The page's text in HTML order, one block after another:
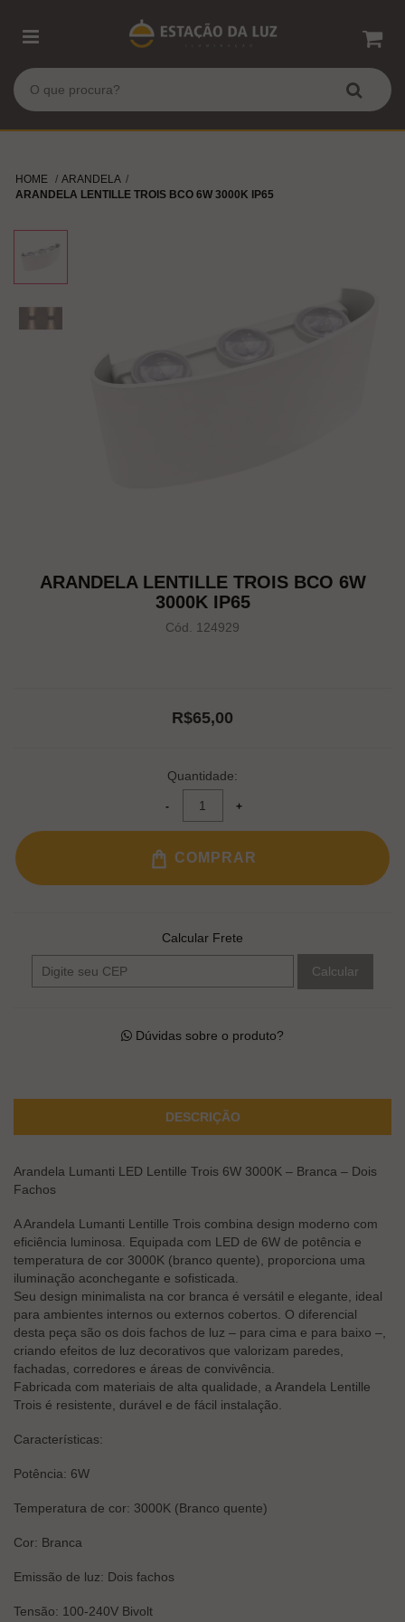
HOME
ARANDELA
ARANDELA LENTILLE TROIS BCO 6W 3000K IP65
ARANDELA LENTILLE TROIS BCO 6W
3000K IP65
Cód. 124929
R$65,00
Quantidade:
COMPRAR
Calcular Frete
Calcular
Dúvidas sobre o produto?
DESCRIÇÃO
Arandela Lumanti LED Lentille Trois 6W 3000K – Branca – Dois
Fachos
A Arandela Lumanti Lentille Trois combina design moderno com
eficiência luminosa. Equipada com LED de 6W de potência e
temperatura de cor 3000K (branco quente), proporciona uma
iluminação aconchegante e sofisticada.
Seu design minimalista na cor branca é versátil e elegante, ideal
para ambientes internos ou externos cobertos. O diferencial
desta peça são os dois fachos de luz – para cima e para baixo –,
criando efeitos de luz decorativos que valorizam paredes,
fachadas, corredores e áreas de convivência.
Fabricada com materiais de alta qualidade, a Arandela Lentille
Trois é resistente, durável e de fácil instalação.
Características:
Potência: 6W
Temperatura de cor: 3000K (Branco quente)
Cor: Branca
Emissão de luz: Dois fachos
Tensão: 100-240V Bivolt